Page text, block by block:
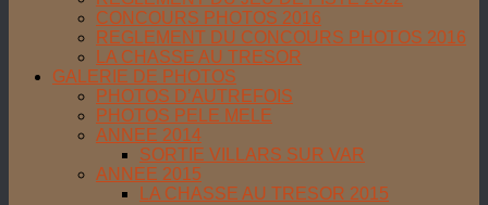
CONCOURS PHOTOS 2016
REGLEMENT DU CONCOURS PHOTOS 2016
LA CHASSE AU TRESOR
GALERIE DE PHOTOS
PHOTOS D’AUTREFOIS
PHOTOS PELE MELE
ANNEE 2014
SORTIE VILLARS SUR VAR
ANNEE 2015
LA CHASSE AU TRESOR 2015